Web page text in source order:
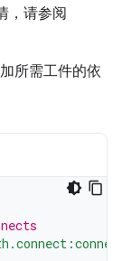
，请参阅
所需工件的依